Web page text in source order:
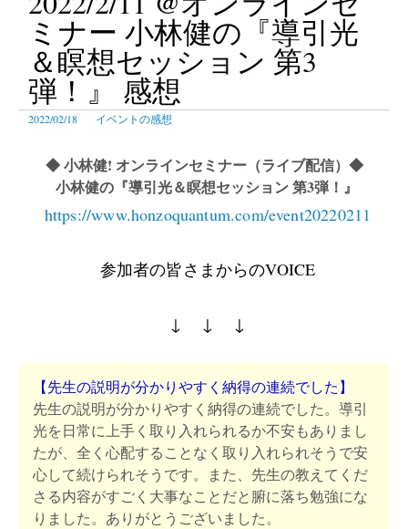
ス
キ
ッ
ミナー 小林健の『導引光
＆瞑想セッション 第3
弾！』 感想
2022/02/18 イベントの感想
◆ 小林健! オンラインセミナー（ライブ配信） ◆
小林健の『導引光＆瞑想セッション 第3弾！』
https://www.honzoquantum.com/event20220211
参加者の皆さまからのVOICE
↓ ↓ ↓
【先生の説明が分かりやすく納得の連続でした】
先生の説明が分かりやすく納得の連続でした。導引
光を日常に上手く取り入れられるか不安もありまし
たが、全く心配することなく取り入れられそうで安
心して続けられそうです。また、先生の教えてくだ
さる内容がすごく大事なことだと腑に落ち勉強にな
りました。ありがとうございました。